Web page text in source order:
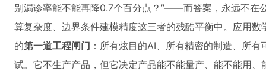
别漏诊率能不能再降0.7个百分点？”——而答案，永远不在
算复杂度、边界条件建模精度这三者的残酷平衡中。应用
的第一道工程闸门 ：所有炫目的AI、所有精密的制造、所
试。它不生产产品，但它决定产品能不能量产、能不能用